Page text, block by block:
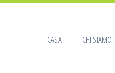
CASA CHI SIAMO